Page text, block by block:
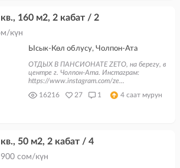
160 м2, 2 кабат / 2
күн
Ысык-Көл облусу, Чолпон-Ата
ОТДЫХ В ПАНСИОНАТЕ ZETO, на берегу, в
центре г. Чолпон-Ата. Инстаграм:
https://www.instagram.com/ze...
16216
27 1 4 саат мурун
50 м2, 2 кабат / 4
сом/күн